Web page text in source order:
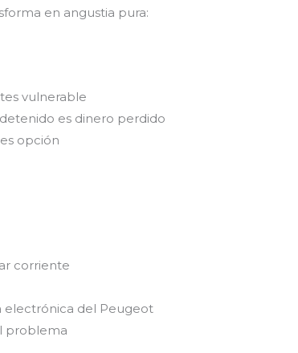
en angustia pura:
vulnerable
es dinero perdido
opción
corriente
electrónica del Peugeot
problema